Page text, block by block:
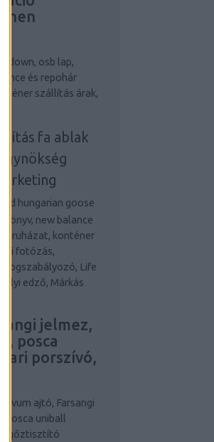
down, osb lap,
és repohár
szállítás árak,
fa ablak
hungarian goose
könyv, new balance
konténer
fotózás,
Fogszabályozó, Life
edző, Márkás
jelmez,
posca
porszívó,
Novum ajtó, Farsangi
posca uniball
gőztisztító